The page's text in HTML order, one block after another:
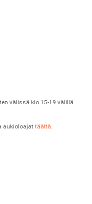
välissä klo 15-19 välillä
aukioloajattäältä